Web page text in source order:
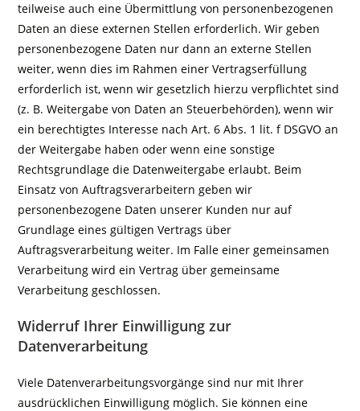
teilweise auch eine Übermittlung von personenbezogenen
Daten an diese externen Stellen erforderlich. Wir geben
personenbezogene Daten nur dann an externe Stellen
weiter, wenn dies im Rahmen einer Vertragserfüllung
erforderlich ist, wenn wir gesetzlich hierzu verpflichtet sind
(z. B. Weitergabe von Daten an Steuerbehörden), wenn wir
ein berechtigtes Interesse nach Art. 6 Abs. 1 lit. f DSGVO an
der Weitergabe haben oder wenn eine sonstige
Rechtsgrundlage die Datenweitergabe erlaubt. Beim
Einsatz von Auftragsverarbeitern geben wir
personenbezogene Daten unserer Kunden nur auf
Grundlage eines gültigen Vertrags über
Auftragsverarbeitung weiter. Im Falle einer gemeinsamen
Verarbeitung wird ein Vertrag über gemeinsame
Verarbeitung geschlossen.
Widerruf Ihrer Einwilligung zur
Datenverarbeitung
Viele Datenverarbeitungsvorgänge sind nur mit Ihrer
ausdrücklichen Einwilligung möglich. Sie können eine